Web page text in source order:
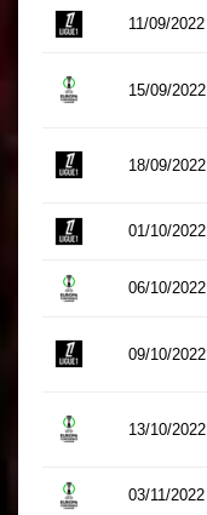
11/09/2022
15/09/2022
18/09/2022
01/10/2022
06/10/2022
09/10/2022
13/10/2022
03/11/2022